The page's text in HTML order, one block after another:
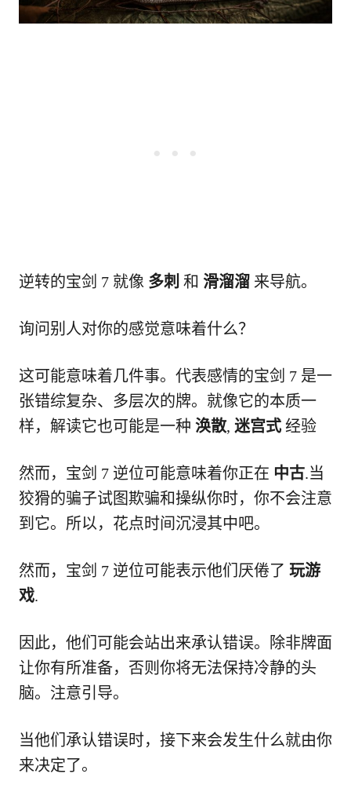
逆转的宝剑 7 就像 多刺 和 滑溜溜 来导航。
询问别人对你的感觉意味着什么？
这可能意味着几件事。代表感情的宝剑 7 是一
张错综复杂、多层次的牌。就像它的本质一
样，解读它也可能是一种 涣散, 迷宫式 经验
然而，宝剑 7 逆位可能意味着你正在 中古.当
狡猾的骗子试图欺骗和操纵你时，你不会注意
到它。所以，花点时间沉浸其中吧。
然而，宝剑 7 逆位可能表示他们厌倦了 玩游
戏.
因此，他们可能会站出来承认错误。除非牌面
让你有所准备，否则你将无法保持冷静的头
脑。注意引导。
当他们承认错误时，接下来会发生什么就由你
来决定了。